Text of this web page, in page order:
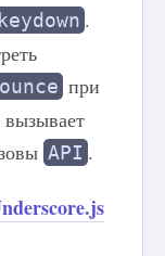
.
при
API .